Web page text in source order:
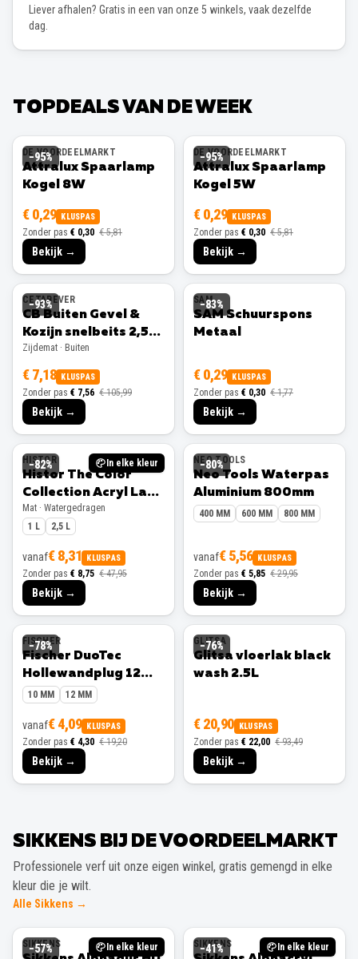
Liever afhalen? Gratis in een van onze 5 winkels, vaak dezelfde
dag.
TOPDEALS VAN DE WEEK
−95%
DE VOORDEELMARKT
Attralux Spaarlamp
Kogel 8W
€ 0,29 KLUSPAS
Zonder pas € 0,30 € 5,81
Bekijk →
−95%
DE VOORDEELMARKT
Attralux Spaarlamp
Kogel 5W
€ 0,29 KLUSPAS
Zonder pas € 0,30 € 5,81
Bekijk →
−93%
CETABEVER
CB Buiten Gevel &
Kozijn snelbeits 2,5L
Ral 9001 Zijdemat
Zijdemat · Buiten
€ 7,18 KLUSPAS
Zonder pas € 7,56 € 105,99
Bekijk →
−83%
SAM
SAM Schuurspons
Metaal
€ 0,29 KLUSPAS
Zonder pas € 0,30 € 1,77
Bekijk →
−82% In elke kleur
HISTOR
Histor The Color
Collection Acryl Lak
Mat
Mat · Watergedragen
1 L
2,5 L
vanaf€ 8,31 KLUSPAS
Zonder pas € 8,75 € 47,95
Bekijk →
−80%
NEO TOOLS
Neo Tools Waterpas
Aluminium 800mm
400 MM 600 MM 800 MM
vanaf€ 5,56 KLUSPAS
Zonder pas € 5,85 € 29,95
Bekijk →
−78%
FISCHER
Fischer DuoTec
Hollewandplug 12
mm 10 stuks
10 MM 12 MM
vanaf€ 4,09 KLUSPAS
Zonder pas € 4,30 € 19,20
Bekijk →
−76%
GLITSA
Glitsa vloerlak black
wash 2.5L
€ 20,90 KLUSPAS
Zonder pas € 22,00 € 93,49
Bekijk →
SIKKENS BIJ DE VOORDEELMARKT
Professionele verf uit onze eigen winkel, gratis gemengd in elke
kleur die je wilt.
Alle Sikkens →
−57% In elke kleur
SIKKENS −41% In elke kleur
SIKKENS